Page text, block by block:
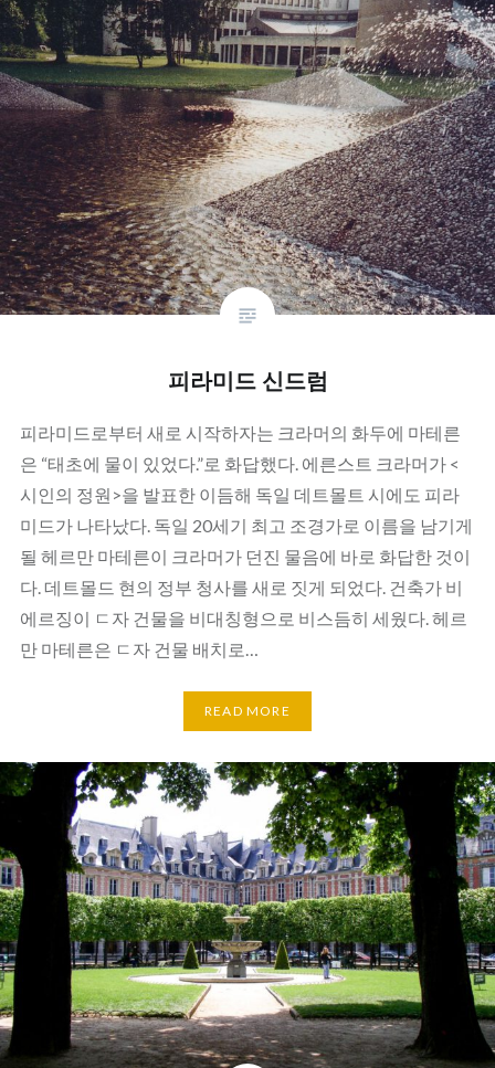
피라미드 신드럼
피라미드로부터 새로 시작하자는 크라머의 화두에 마테른
은 “태초에 물이 있었다.”로 화답했다. 에른스트 크라머가 <
시인의 정원>을 발표한 이듬해 독일 데트몰트 시에도 피라
미드가 나타났다. 독일 20세기 최고 조경가로 이름을 남기게
될 헤르만 마테른이 크라머가 던진 물음에 바로 화답한 것이
다. 데트몰드 현의 정부 청사를 새로 짓게 되었다. 건축가 비
에르징이 ㄷ자 건물을 비대칭형으로 비스듬히 세웠다. 헤르
만 마테른은 ㄷ자 건물 배치로…
READ MORE